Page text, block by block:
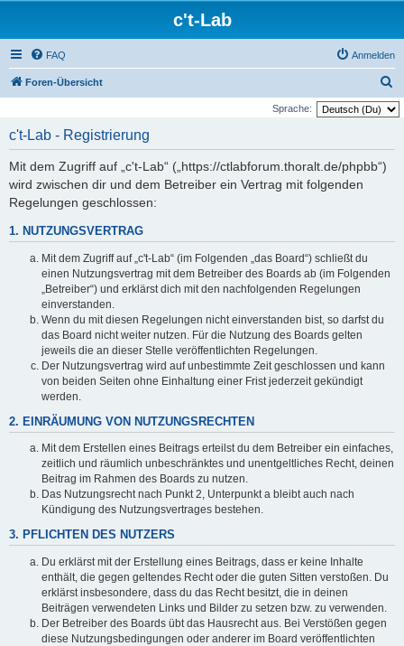
c't-Lab
FAQ Anmelden
Foren-Übersicht
u
Sprache:
c't-Lab - Registrierung
Mit dem Zugriff auf „c't-Lab“ („https://ctlabforum.thoralt.de/phpbb“)
wird zwischen dir und dem Betreiber ein Vertrag mit folgenden
Regelungen geschlossen:
1. NUTZUNGSVERTRAG
Mit dem Zugriff auf „c't-Lab“ (im Folgenden „das Board“) schließt du
einen Nutzungsvertrag mit dem Betreiber des Boards ab (im Folgenden
„Betreiber“) und erklärst dich mit den nachfolgenden Regelungen
einverstanden.
Wenn du mit diesen Regelungen nicht einverstanden bist, so darfst du
das Board nicht weiter nutzen. Für die Nutzung des Boards gelten
jeweils die an dieser Stelle veröffentlichten Regelungen.
Der Nutzungsvertrag wird auf unbestimmte Zeit geschlossen und kann
von beiden Seiten ohne Einhaltung einer Frist jederzeit gekündigt
werden.
2. EINRÄUMUNG VON NUTZUNGSRECHTEN
Mit dem Erstellen eines Beitrags erteilst du dem Betreiber ein einfaches,
zeitlich und räumlich unbeschränktes und unentgeltliches Recht, deinen
Beitrag im Rahmen des Boards zu nutzen.
Das Nutzungsrecht nach Punkt 2, Unterpunkt a bleibt auch nach
Kündigung des Nutzungsvertrages bestehen.
3. PFLICHTEN DES NUTZERS
Du erklärst mit der Erstellung eines Beitrags, dass er keine Inhalte
enthält, die gegen geltendes Recht oder die guten Sitten verstoßen. Du
erklärst insbesondere, dass du das Recht besitzt, die in deinen
Beiträgen verwendeten Links und Bilder zu setzen bzw. zu verwenden.
Der Betreiber des Boards übt das Hausrecht aus. Bei Verstößen gegen
diese Nutzungsbedingungen oder anderer im Board veröffentlichten